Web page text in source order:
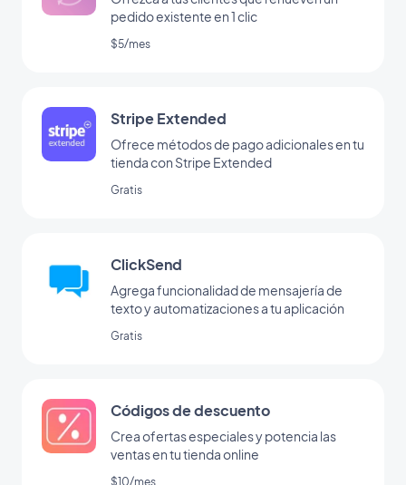
pedido existente en 1 clic
$5/mes
Stripe Extended
Ofrece métodos de pago adicionales en tu
tienda con Stripe Extended
Gratis
ClickSend
Agrega funcionalidad de mensajería de
texto y automatizaciones a tu aplicación
Gratis
Códigos de descuento
Crea ofertas especiales y potencia las
ventas en tu tienda online
$10/mes